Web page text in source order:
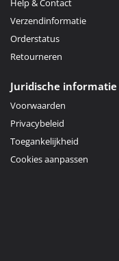
Help & Contact
Verzendinformatie
Orderstatus
Retourneren
Juridische informatie
Voorwaarden
Privacybeleid
Toegankelijkheid
Cookies aanpassen